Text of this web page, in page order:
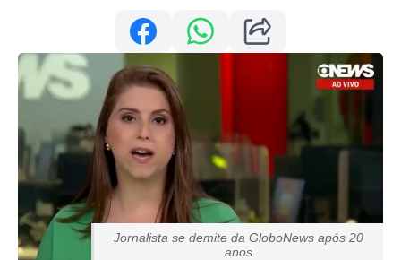
Jornalista se demite da GloboNews após 20
anos